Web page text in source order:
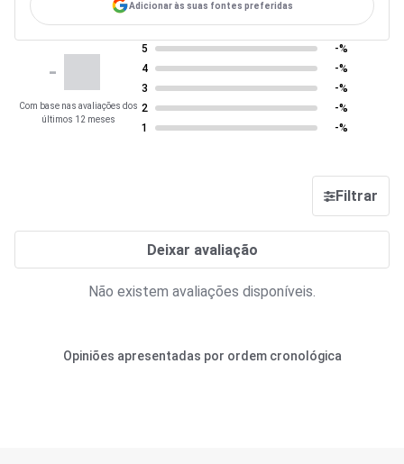
Adicionar às suas fontes preferidas
-
Com base nas avaliações dos
últimos 12 meses
5
-%
4
-%
3
-%
2
-%
1
-%
Filtrar
Deixar avaliação
Não existem avaliações disponíveis.
Opiniões apresentadas por ordem cronológica